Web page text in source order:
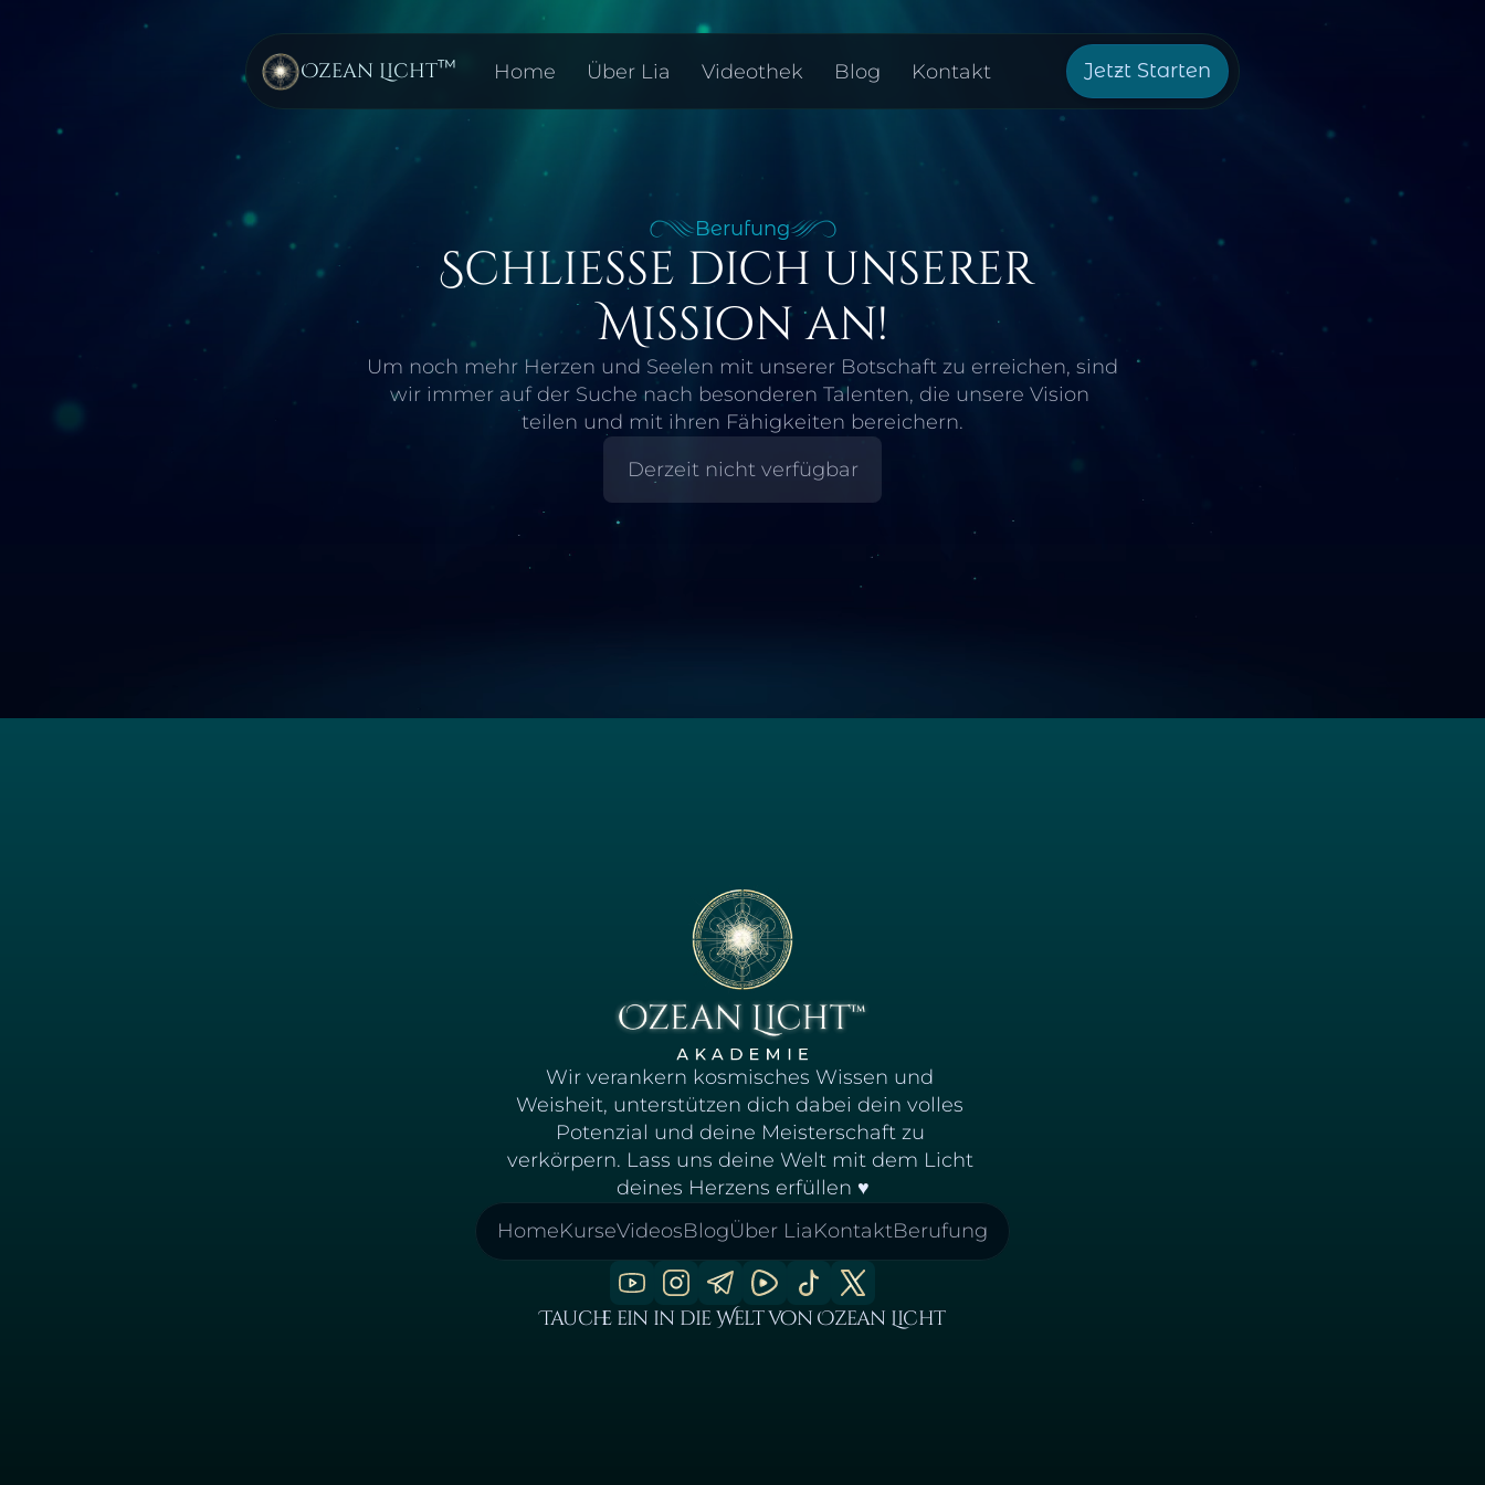
Ozean Licht™ Home Über Lia Videothek Blog Kontakt Jetzt Starten
Berufung
Schließe dich unserer
Mission an!
Um noch mehr Herzen und Seelen mit unserer Botschaft zu erreichen, sind
wir immer auf der Suche nach besonderen Talenten, die unsere Vision
teilen und mit ihren Fähigkeiten bereichern.
Derzeit nicht verfügbar
Wir verankern kosmisches Wissen und
Weisheit, unterstützen dich dabei dein volles
Potenzial und deine Meisterschaft zu
verkörpern. Lass uns deine Welt mit dem Licht
deines Herzens erfüllen ♥
HomeKurseVideosBlogÜber LiaKontaktBerufung
Tauche ein in die Welt von Ozean Licht